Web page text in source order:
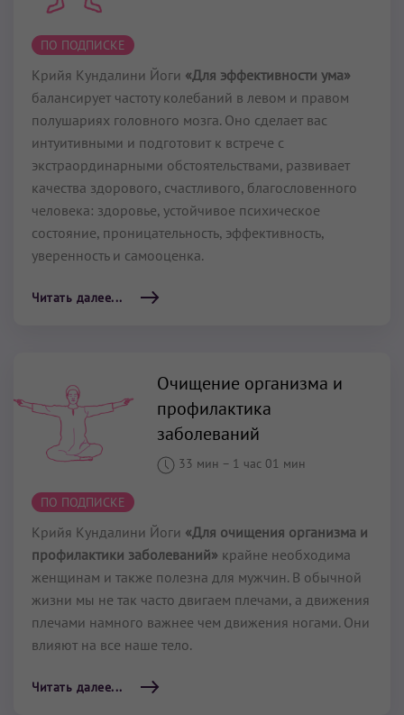
ПО ПОДПИСКЕ
Крийя Кундалини Йоги «Для эффективности ума»
балансирует частоту колебаний в левом и правом
полушариях головного мозга. Оно сделает вас
интуитивными и подготовит к встрече с
экстраординарными обстоятельствами, развивает
качества здорового, счастливого, благословенного
человека: здоровье, устойчивое психическое
состояние, проницательность, эффективность,
уверенность и самооценка.
Читать далее...
Очищение организма и
профилактика
заболеваний
33 мин – 1 час 01 мин
ПО ПОДПИСКЕ
Крийя Кундалини Йоги «Для очищения организма и
профилактики заболеваний» крайне необходима
женщинам и также полезна для мужчин. В обычной
жизни мы не так часто двигаем плечами, а движения
плечами намного важнее чем движения ногами. Они
влияют на все наше тело.
Читать далее...